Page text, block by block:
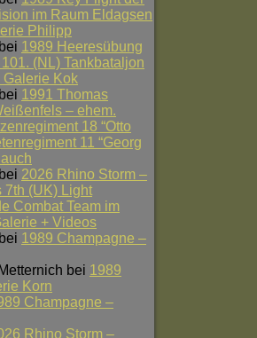
im Raum Eldagsen
Philipp
bei 1989 Heeresübung
(NL) Tankbataljon
Galerie Kok
bei 1991 Thomas
– ehem.
18 “Otto
11 “Georg
bei 2026 Rhino Storm –
7th (UK) Light
Combat Team im
+ Videos
bei 1989 Champagne –
bei 1989
Korn
Champagne –
Rhino Storm –